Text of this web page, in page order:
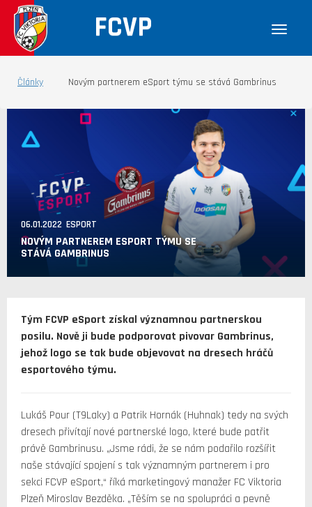
FCVP
Články Novým partnerem eSport týmu se stává Gambrinus
06.01.2022 ESPORT
NOVÝM PARTNEREM ESPORT TÝMU SE
STÁVÁ GAMBRINUS
Tým FCVP eSport získal významnou partnerskou
posilu. Nově ji bude podporovat pivovar Gambrinus,
jehož logo se tak bude objevovat na dresech hráčů
esportového týmu.
Lukáš Pour (T9Laky) a Patrik Hornák (Huhnak) tedy na svých
dresech přivítají nové partnerské logo, které bude patřit
právě Gambrinusu. „Jsme rádi, že se nám podařilo rozšířit
naše stávající spojení s tak významným partnerem i pro
sekci FCVP eSport,“ říká marketingový manažer FC Viktoria
Plzeň Miroslav Bezděka. „Těším se na spolupráci a pevně